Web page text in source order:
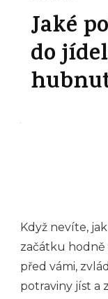
Jaké
do
Když nevíte,
začátku hodně
před vámi,
potraviny jíst a